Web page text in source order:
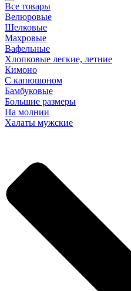
Все товары
Велюровые
Шелковые
Махровые
Вафельные
Хлопковые легкие, летние
Кимоно
С капюшоном
Бамбуковые
Большие размеры
На молнии
Халаты мужские